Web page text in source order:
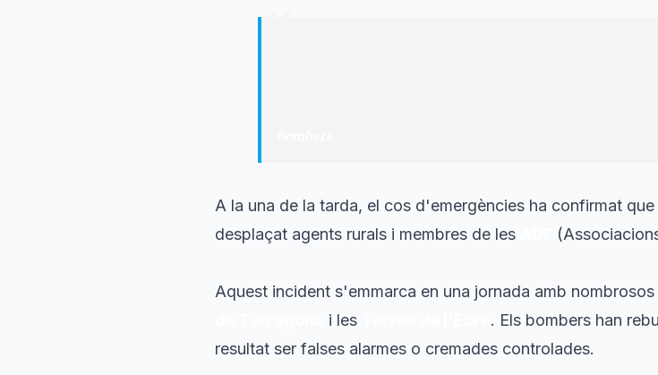
“
A la una de la tarda, el cos d'emergències ha confirmat
desplaçat agents rurals i membres de les
Aquest incident s'emmarca en una jornada amb
i les
. Els bombers han
resultat ser falses alarmes o cremades controlades.